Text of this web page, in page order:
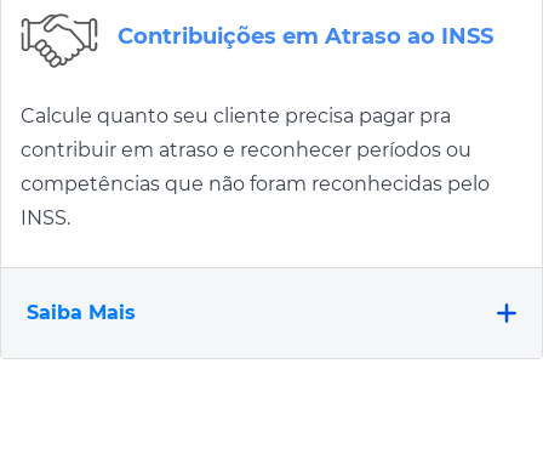
Contribuições em Atraso ao INSS
Calcule quanto seu cliente precisa pagar pra
contribuir em atraso e reconhecer períodos ou
competências que não foram reconhecidas pelo
INSS.
Saiba Mais